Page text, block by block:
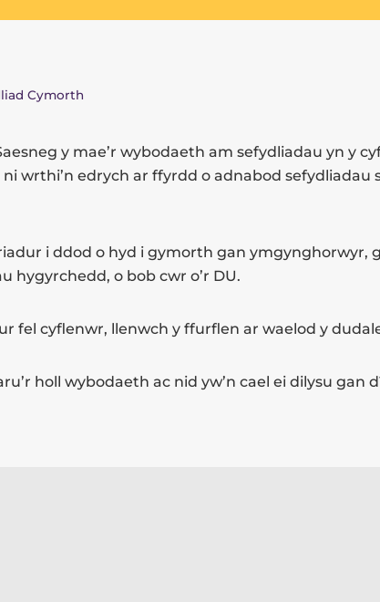
Cymorth
y mae’r wybodaeth am sefydliadau yn y
wrthi’n edrych ar ffyrdd o adnabod sefydliadau
i ddod o hyd i gymorth gan ymgynghorwyr,
hygyrchedd, o bob cwr o’r DU.
fel cyflenwr, llenwch y ffurflen ar waelod y
holl wybodaeth ac nid yw’n cael ei dilysu gan